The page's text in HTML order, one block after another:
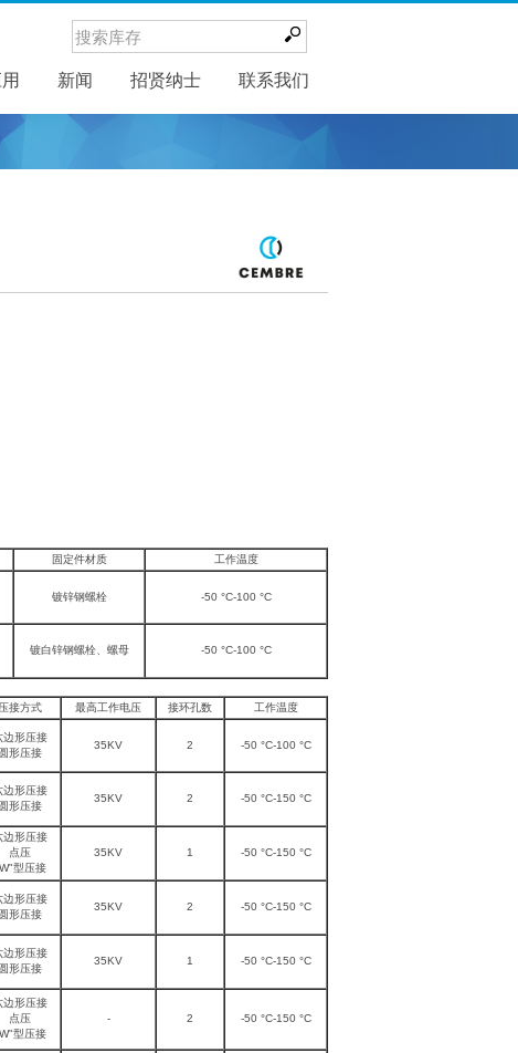
新闻
新闻 招贤纳士 联系我们
固定件材质 工作温度
镀锌钢螺栓 -50 °C-100 °C
镀白锌钢螺栓、螺母 -50 °C-100 °C
压接方式 最高工作电压 接环孔数 工作温度
边形压接
圆形压接
35KV 2 -50 °C-100 °C
边形压接
圆形压接
35KV 2 -50 °C-150 °C
边形压接
点压
型压接
35KV 1 -50 °C-150 °C
边形压接
圆形压接
35KV 2 -50 °C-150 °C
边形压接
圆形压接
35KV 1 -50 °C-150 °C
边形压接
点压
型压接
- 2 -50 °C-150 °C